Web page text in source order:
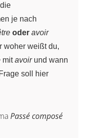
je nach
oder avoir
woher weißt du,
mitavoirund wann
soll hier
Passé composé